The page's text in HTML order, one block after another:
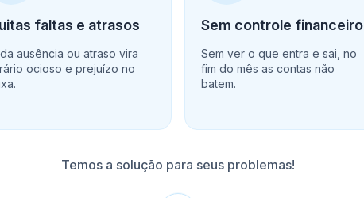
faltas e atrasos
ausência ou atraso vira
ocioso e prejuízo no
Sem controle financeiro
Sem ver o que entra e sai, no
fim do mês as contas não
batem.
Temos a solução para seus problemas!